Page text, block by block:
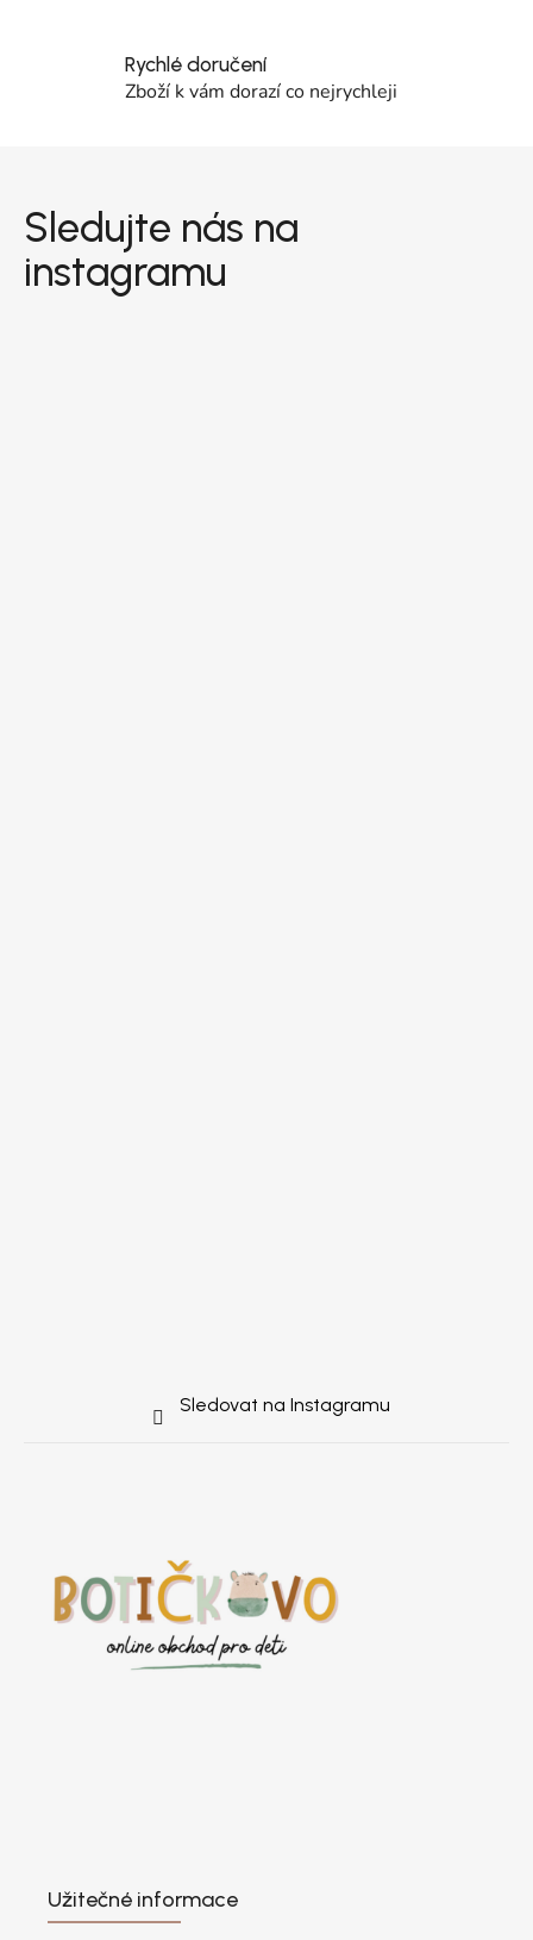
Rychlé doručení
Zboží k vám dorazí co nejrychleji
Sledujte nás na
instagramu
Sledovat na Instagramu
Užitečné informace